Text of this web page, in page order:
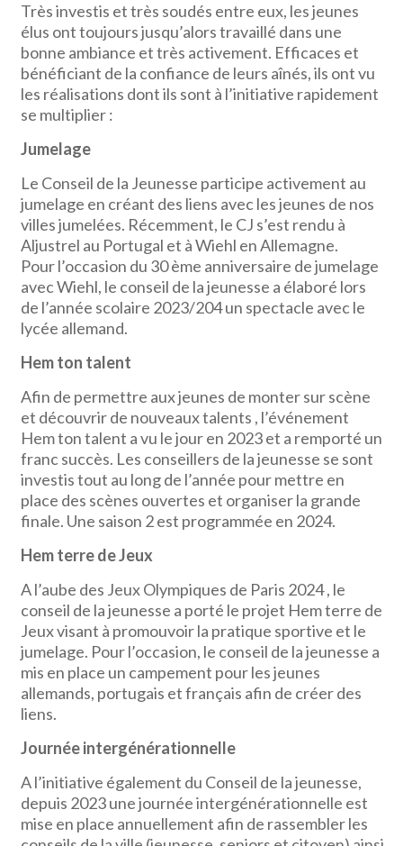
Très investis et très soudés entre eux, les jeunes
élus ont toujours jusqu’alors travaillé dans une
bonne ambiance et très activement. Efficaces et
bénéficiant de la confiance de leurs aînés, ils ont vu
les réalisations dont ils sont à l’initiative rapidement
se multiplier :
Jumelage
Le Conseil de la Jeunesse participe activement au
jumelage en créant des liens avec les jeunes de nos
villes jumelées. Récemment, le CJ s’est rendu à
Aljustrel au Portugal et à Wiehl en Allemagne.
Pour l’occasion du 30 ème anniversaire de jumelage
avec Wiehl, le conseil de la jeunesse a élaboré lors
de l’année scolaire 2023/204 un spectacle avec le
lycée allemand.
Hem ton talent
Afin de permettre aux jeunes de monter sur scène
et découvrir de nouveaux talents , l’événement
Hem ton talent a vu le jour en 2023 et a remporté un
franc succès. Les conseillers de la jeunesse se sont
investis tout au long de l’année pour mettre en
place des scènes ouvertes et organiser la grande
finale. Une saison 2 est programmée en 2024.
Hem terre de Jeux
A l’aube des Jeux Olympiques de Paris 2024 , le
conseil de la jeunesse a porté le projet Hem terre de
Jeux visant à promouvoir la pratique sportive et le
jumelage. Pour l’occasion, le conseil de la jeunesse a
mis en place un campement pour les jeunes
allemands, portugais et français afin de créer des
liens.
Journée intergénérationnelle
A l’initiative également du Conseil de la jeunesse,
depuis 2023 une journée intergénérationnelle est
mise en place annuellement afin de rassembler les